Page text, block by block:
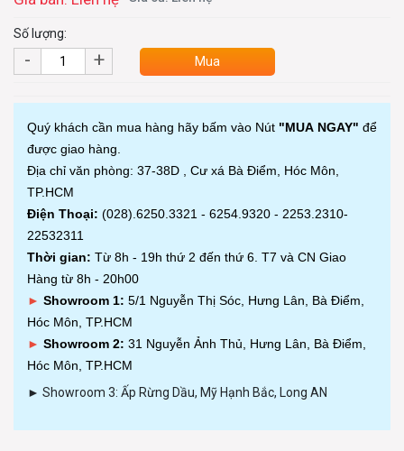
Số lượng:
- + Mua
Quý khách cần mua hàng hãy bấm vào Nút "MUA NGAY" để
được giao hàng.
Địa chỉ văn phòng: 37-38D , Cư xá Bà Điểm, Hóc Môn,
TP.HCM
Điện Thoại: (028).6250.3321 - 6254.9320 - 2253.2310-
22532311
Thời gian: Từ 8h - 19h thứ 2 đến thứ 6. T7 và CN Giao
Hàng từ 8h - 20h00
► Showroom 1: 5/1 Nguyễn Thị Sóc, Hưng Lân, Bà Điểm,
Hóc Môn, TP.HCM
► Showroom 2: 31 Nguyễn Ảnh Thủ, Hưng Lân, Bà Điểm,
Hóc Môn, TP.HCM
► Showroom 3: Ấp Rừng Dầu, Mỹ Hạnh Bắc, Long AN